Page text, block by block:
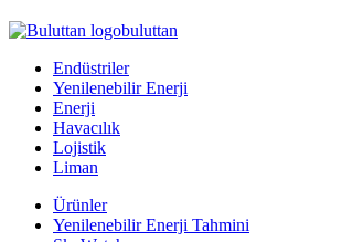
buluttan
Endüstriler
Yenilenebilir Enerji
Enerji
Havacılık
Lojistik
Liman
Ürünler
Yenilenebilir Enerji Tahmini